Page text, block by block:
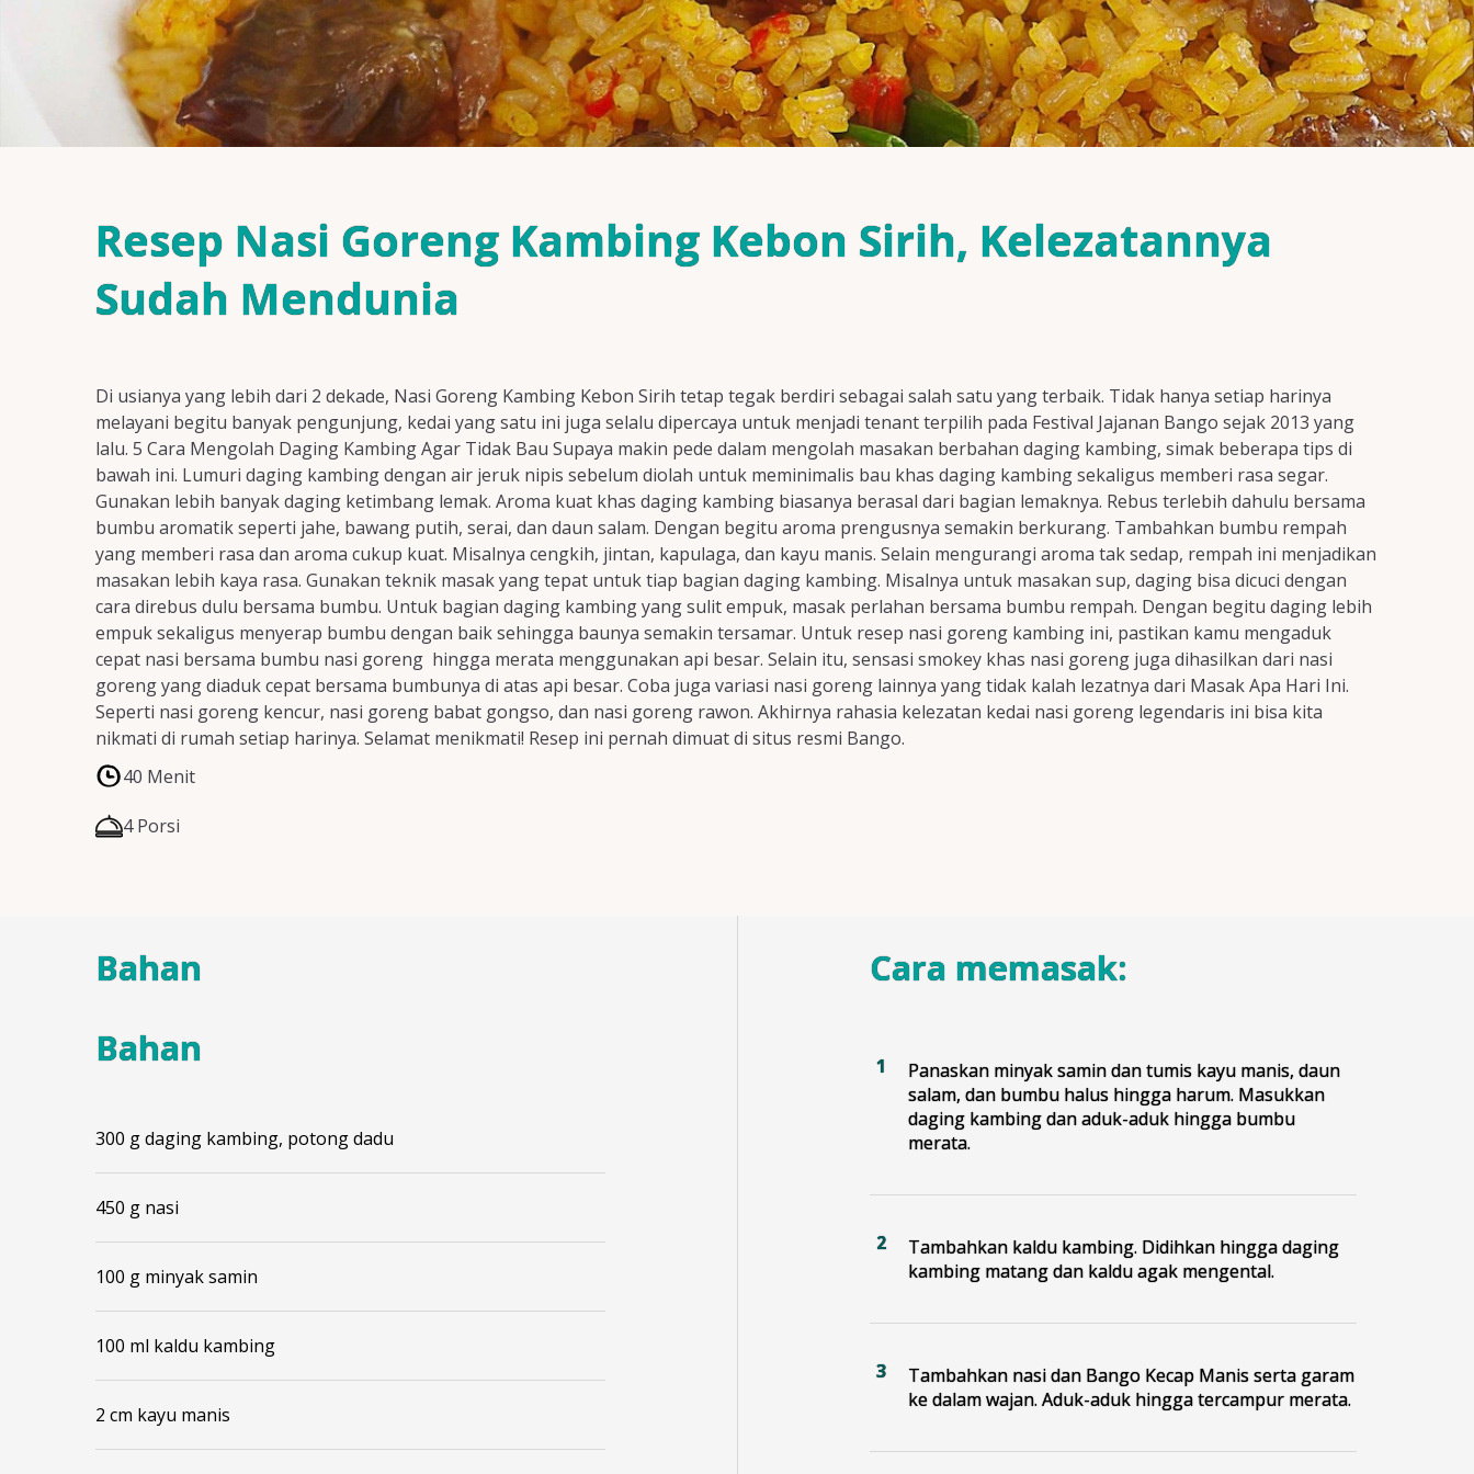
Resep Nasi Goreng Kambing Kebon Sirih, Kelezatannya
Sudah Mendunia
Di usianya yang lebih dari 2 dekade, Nasi Goreng Kambing Kebon Sirih tetap tegak berdiri sebagai salah satu yang terbaik. Tidak hanya setiap harinya
melayani begitu banyak pengunjung, kedai yang satu ini juga selalu dipercaya untuk menjadi tenant terpilih pada Festival Jajanan Bango sejak 2013 yang
lalu. 5 Cara Mengolah Daging Kambing Agar Tidak Bau Supaya makin pede dalam mengolah masakan berbahan daging kambing, simak beberapa tips di
bawah ini. Lumuri daging kambing dengan air jeruk nipis sebelum diolah untuk meminimalis bau khas daging kambing sekaligus memberi rasa segar.
Gunakan lebih banyak daging ketimbang lemak. Aroma kuat khas daging kambing biasanya berasal dari bagian lemaknya. Rebus terlebih dahulu bersama
bumbu aromatik seperti jahe, bawang putih, serai, dan daun salam. Dengan begitu aroma prengusnya semakin berkurang. Tambahkan bumbu rempah
yang memberi rasa dan aroma cukup kuat. Misalnya cengkih, jintan, kapulaga, dan kayu manis. Selain mengurangi aroma tak sedap, rempah ini menjadikan
masakan lebih kaya rasa. Gunakan teknik masak yang tepat untuk tiap bagian daging kambing. Misalnya untuk masakan sup, daging bisa dicuci dengan
cara direbus dulu bersama bumbu. Untuk bagian daging kambing yang sulit empuk, masak perlahan bersama bumbu rempah. Dengan begitu daging lebih
empuk sekaligus menyerap bumbu dengan baik sehingga baunya semakin tersamar. Untuk resep nasi goreng kambing ini, pastikan kamu mengaduk
cepat nasi bersama bumbu nasi goreng hingga merata menggunakan api besar. Selain itu, sensasi smokey khas nasi goreng juga dihasilkan dari nasi
goreng yang diaduk cepat bersama bumbunya di atas api besar. Coba juga variasi nasi goreng lainnya yang tidak kalah lezatnya dari Masak Apa Hari Ini.
Seperti nasi goreng kencur, nasi goreng babat gongso, dan nasi goreng rawon. Akhirnya rahasia kelezatan kedai nasi goreng legendaris ini bisa kita
nikmati di rumah setiap harinya. Selamat menikmati! Resep ini pernah dimuat di situs resmi Bango.
40 Menit
4 Porsi
Bahan
Bahan
300 g daging kambing, potong dadu
450 g nasi
100 g minyak samin
100 ml kaldu kambing
2 cm kayu manis
Cara memasak:
Panaskan minyak samin dan tumis kayu manis, daun
salam, dan bumbu halus hingga harum. Masukkan
daging kambing dan aduk-aduk hingga bumbu
merata.
Tambahkan kaldu kambing. Didihkan hingga daging
kambing matang dan kaldu agak mengental.
Tambahkan nasi dan Bango Kecap Manis serta garam
ke dalam wajan. Aduk-aduk hingga tercampur merata.